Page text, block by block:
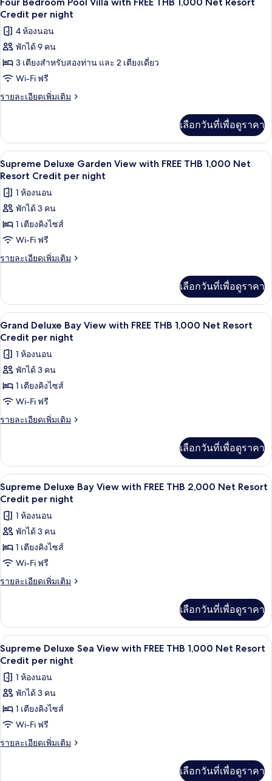
THB
1,000
Net
Resort
Credit
per
night
Two
Bedroom
Ocean
Pool
with
FREE
1,000
per
night
ภาพถ่าย
ทั้งหมด
ของ
Four
Bedroom
Pool
FREE
THB
1,000
Net
Resort
Credit
per
night
Credit per night
4 ห้องนอน
พักได้ 9 คน
3 เตียงสำหรับสองท่าน และ 2 เตียงเดี่ยว
Wi-Fi ฟรี
รายละเอียดเพิ่มเติม
ราย
เกี่ยว
กับ
Four
Bedroom
Villa
with
THB
1,000
Resort
เลือกวันที่เพื่อดูราคา
เปิด
ภาพถ่าย
ทั้งหมด
ของ
Supreme
Deluxe
Garden
FREE
THB
1,000
Net
Resort
Credit
per
night
มินิบาร์, ตู้นิรภัยในห้องพัก, เตารีด/โต๊ะ
7
Supreme Deluxe Garden View with FREE THB 1,000 Net
Resort Credit per night
1 ห้องนอน
พักได้ 3 คน
1 เตียงคิงไซส์
Wi-Fi ฟรี
รายละเอียดเพิ่มเติม
ราย
เกี่ยว
กับ
Supreme
Deluxe
View
with
THB
1,000
Resort
เลือกวันที่เพื่อดูราคา
เปิด
ภาพถ่าย
ทั้งหมด
ของ
Grand
Deluxe
Bay
FREE
THB
1,000
Net
Resort
Credit
per
night
5
Grand Deluxe Bay View with FREE THB 1,000 Net Resort
Credit per night
1 ห้องนอน
พักได้ 3 คน
1 เตียงคิงไซส์
Wi-Fi ฟรี
รายละเอียดเพิ่มเติม
ราย
เกี่ยว
กับ
Grand
Deluxe
View
with
THB
1,000
Resort
เลือกวันที่เพื่อดูราคา
เปิด
ภาพถ่าย
ทั้งหมด
ของ
Supreme
Deluxe
Bay
FREE
THB
2,000
Net
Resort
Credit
per
night
มินิบาร์, ตู้นิรภัยในห้องพัก, เตารีด/โต๊ะ
7
Supreme Deluxe Bay View with FREE THB 2,000 Net Resort
Credit per night
1 ห้องนอน
พักได้ 3 คน
1 เตียงคิงไซส์
Wi-Fi ฟรี
รายละเอียดเพิ่มเติม
ราย
เกี่ยว
กับ
Supreme
Deluxe
View
with
THB
2,000
Resort
เลือกวันที่เพื่อดูราคา
เปิด
ภาพถ่าย
ทั้งหมด
ของ
Supreme
Deluxe
Sea
6
Supreme Deluxe Sea View with FREE THB 1,000 Net Resort
Credit per night
1 ห้องนอน
พักได้ 3 คน
1 เตียงคิงไซส์
Wi-Fi ฟรี
รายละเอียดเพิ่มเติม
ราย
เลือกวันที่เพื่อดูราคา